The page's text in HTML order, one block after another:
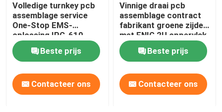
De doos bouwt Assemblage
Volledige turnkey pcb
assemblage service
One-Stop EMS-
oplossing IPC-610
Klasse 3 standaard
Beste prijs
Contacteer ons
Vinnige draai pcb
assemblage contract
fabrikant groene zijde
met ENIG 2U oppervlak
RoHS
Beste prijs
Contacteer ons